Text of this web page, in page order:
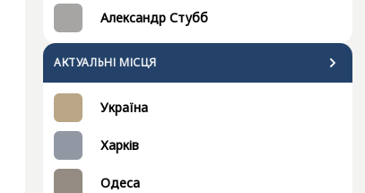
Александр Стубб
АКТУАЛЬНІ МІСЦЯ
Україна
Харків
Одеса